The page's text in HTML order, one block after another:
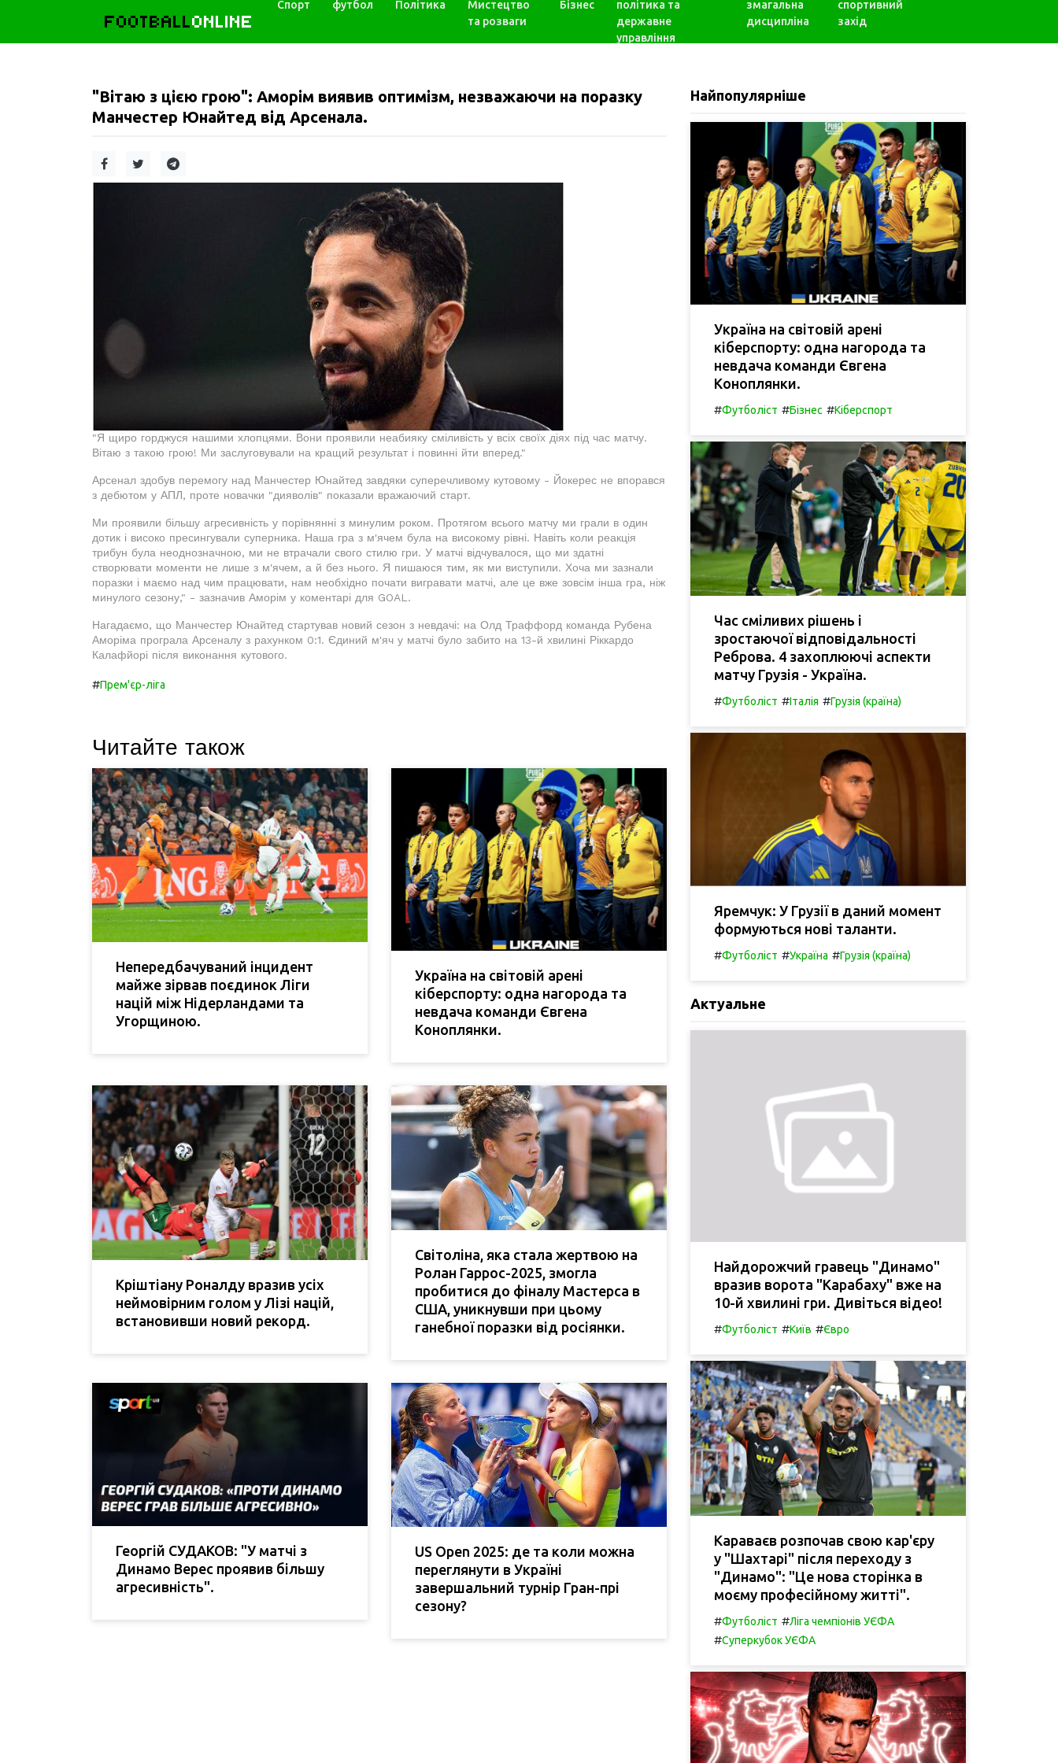
FOOTBALLONLINE
Спорт футбол Політика
Мистецтво
та розваги
Бізнес
політика та
державне
управління
змагальна
дисципліна
спортивний
захід
"Вітаю з цією грою": Аморім виявив оптимізм, незважаючи на поразку
Манчестер Юнайтед від Арсенала.
"Я щиро горджуся нашими хлопцями. Вони проявили неабияку сміливість у всіх своїх діях під час матчу.
Вітаю з такою грою! Ми заслуговували на кращий результат і повинні йти вперед."
Арсенал здобув перемогу над Манчестер Юнайтед завдяки суперечливому кутовому - Йокерес не впорався
з дебютом у АПЛ, проте новачки "дияволів" показали вражаючий старт.
Ми проявили більшу агресивність у порівнянні з минулим роком. Протягом всього матчу ми грали в один
дотик і високо пресингували суперника. Наша гра з м'ячем була на високому рівні. Навіть коли реакція
трибун була неоднозначною, ми не втрачали свого стилю гри. У матчі відчувалося, що ми здатні
створювати моменти не лише з м'ячем, а й без нього. Я пишаюся тим, як ми виступили. Хоча ми зазнали
поразки і маємо над чим працювати, нам необхідно почати вигравати матчі, але це вже зовсім інша гра, ніж
минулого сезону," - зазначив Аморім у коментарі для GOAL.
Нагадаємо, що Манчестер Юнайтед стартував новий сезон з невдачі: на Олд Траффорд команда Рубена
Аморіма програла Арсеналу з рахунком 0:1. Єдиний м'яч у матчі було забито на 13-й хвилині Ріккардо
Калафйорі після виконання кутового.
#Прем'єр-ліга
Читайте також
Непередбачуваний інцидент
майже зірвав поєдинок Ліги
націй між Нідерландами та
Угорщиною.
Україна на світовій арені
кіберспорту: одна нагорода та
невдача команди Євгена
Коноплянки.
Кріштіану Роналду вразив усіх
неймовірним голом у Лізі націй,
встановивши новий рекорд.
Світоліна, яка стала жертвою на
Ролан Гаррос-2025, змогла
пробитися до фіналу Мастерса в
США, уникнувши при цьому
ганебної поразки від росіянки.
Георгій СУДАКОВ: "У матчі з
Динамо Верес проявив більшу
агресивність".
US Open 2025: де та коли можна
переглянути в Україні
завершальний турнір Гран-прі
сезону?
Найпопулярніше
Україна на світовій арені
кіберспорту: одна нагорода та
невдача команди Євгена
Коноплянки.
#Футболіст #Бізнес #Кіберспорт
Час сміливих рішень і
зростаючої відповідальності
Реброва. 4 захоплюючі аспекти
матчу Грузія - Україна.
#Футболіст #Італія #Грузія (країна)
Яремчук: У Грузії в даний момент
формуються нові таланти.
#Футболіст #Україна #Грузія (країна)
Актуальне
Найдорожчий гравець "Динамо"
вразив ворота "Карабаху" вже на
10-й хвилині гри. Дивіться відео!
#Футболіст #Київ #Євро
Караваєв розпочав свою кар'єру
у "Шахтарі" після переходу з
"Динамо": "Це нова сторінка в
моєму професійному житті".
#Футболіст #Ліга чемпіонів УЄФА
#Суперкубок УЄФА